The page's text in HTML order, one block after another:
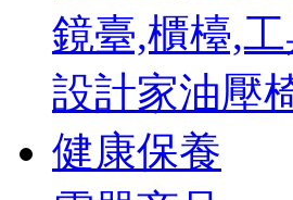
鏡臺,櫃檯,
設計家油壓
健康保養